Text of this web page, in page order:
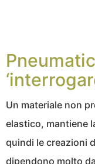
Un materiale non
elastico, mantiene
quindi le creazioni
dipendono molto